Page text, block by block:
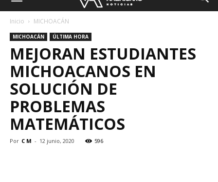
Inicio MICHOACÁN
MICHOACÁN ÚLTIMA HORA
MEJORAN ESTUDIANTES
MICHOACANOS EN
SOLUCIÓN DE
PROBLEMAS
MATEMÁTICOS
Por C M - 12 junio, 2020 596